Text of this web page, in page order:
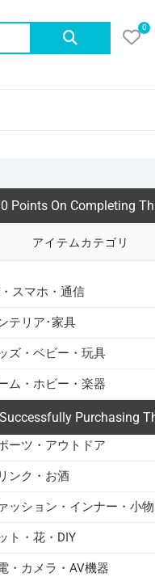
0
Points On Completing
Purchasing
アイテムカテゴリ
スマホ・通信
テリア･家具
ズ・ベビー・玩具
ム・ホビー・楽器
メ・健康・医薬品
ーツ・アウトドア
ンク・お酒
ッション・インナー・小物
ト・花・DIY
・カメラ・AV機器